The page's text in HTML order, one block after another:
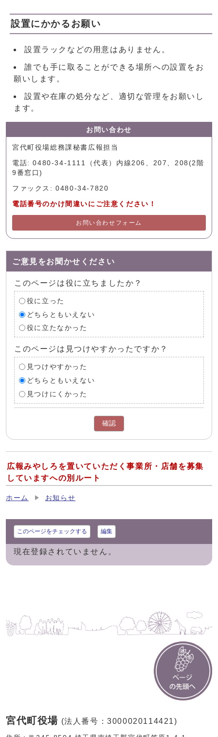
設置にかかるお願い
設置ラックなどの用意はありません。
誰でも手に取ることができる場所への設置をお
願いします。
設置や在庫の処分など、適切な管理をお願いし
ます。
お問い合わせ
宮代町役場総務課秘書広報担当
電話: 0480-34-1111（代表）内線206、207、208(2階
9番窓口)
ファックス: 0480-34-7820
電話番号のかけ間違いにご注意ください！
お問い合わせフォーム
ご意見をお聞かせください
このページは役に立ちましたか？
役に立った
どちらともいえない
役に立たなかった
このページは見つけやすかったですか？
見つけやすかった
どちらともいえない
見つけにくかった
確認
広報みやしろを置いていただく事業所・店舗を募集
していますへの別ルート
ホーム お知らせ
このページをチェックする 編集
現在登録されていません。
宮代町役場 (法人番号：3000020114421)